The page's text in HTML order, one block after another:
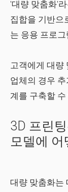
'대량 맞춤화'
집합을 기반으
는 응용 프로
고객에게 대량
업체의 경우
계를 구축할
3D 프린
모델에 어
대량 맞춤화는